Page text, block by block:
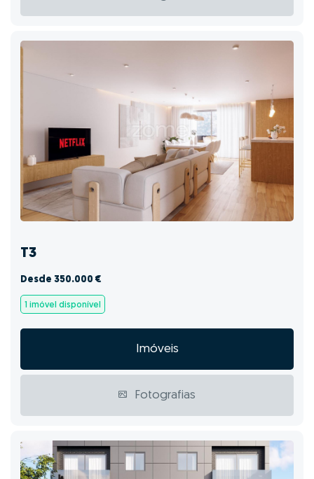
T3
Desde 350.000 €
1 imóvel disponível
Imóveis
Fotografias